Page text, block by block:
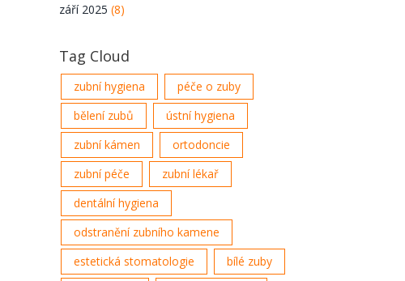
září 2025(8)
Tag Cloud
zubní hygiena
péče o zuby
bělení zubů
ústní hygiena
zubní kámen
ortodoncie
zubní péče
zubní lékař
dentální hygiena
odstranění zubního kamene
estetická stomatologie
bílé zuby